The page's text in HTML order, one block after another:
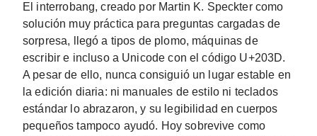
El interrobang, creado por Martin K. Speckter como
solución muy práctica para preguntas cargadas de
sorpresa, llegó a tipos de plomo, máquinas de
escribir e incluso a Unicode con el código U+203D.
A pesar de ello, nunca consiguió un lugar estable en
la edición diaria: ni manuales de estilo ni teclados
estándar lo abrazaron, y su legibilidad en cuerpos
pequeños tampoco ayudó. Hoy sobrevive como